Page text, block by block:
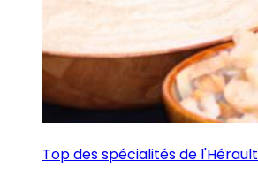
Top des spécialités de l'Hérault